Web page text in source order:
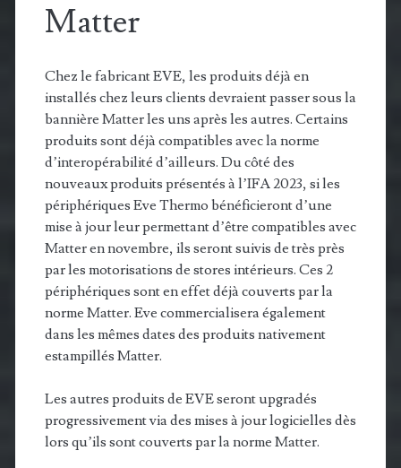
Matter
Chez le fabricant EVE, les produits déjà en
installés chez leurs clients devraient passer sous la
bannière Matter les uns après les autres. Certains
produits sont déjà compatibles avec la norme
d’interopérabilité d’ailleurs. Du côté des
nouveaux produits présentés à l’IFA 2023, si les
périphériques Eve Thermo bénéficieront d’une
mise à jour leur permettant d’être compatibles avec
Matter en novembre, ils seront suivis de très près
par les motorisations de stores intérieurs. Ces 2
périphériques sont en effet déjà couverts par la
norme Matter. Eve commercialisera également
dans les mêmes dates des produits nativement
estampillés Matter.
Les autres produits de EVE seront upgradés
progressivement via des mises à jour logicielles dès
lors qu’ils sont couverts par la norme Matter.